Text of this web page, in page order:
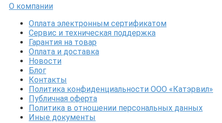
О компании
Оплата электронным сертификатом
Сервис и техническая поддержка
Гарантия на товар
Оплата и доставка
Новости
Блог
Контакты
Политика конфиденциальности ООО «Катэрвил»
Публичная оферта
Политика в отношении персональных данных
Иные документы